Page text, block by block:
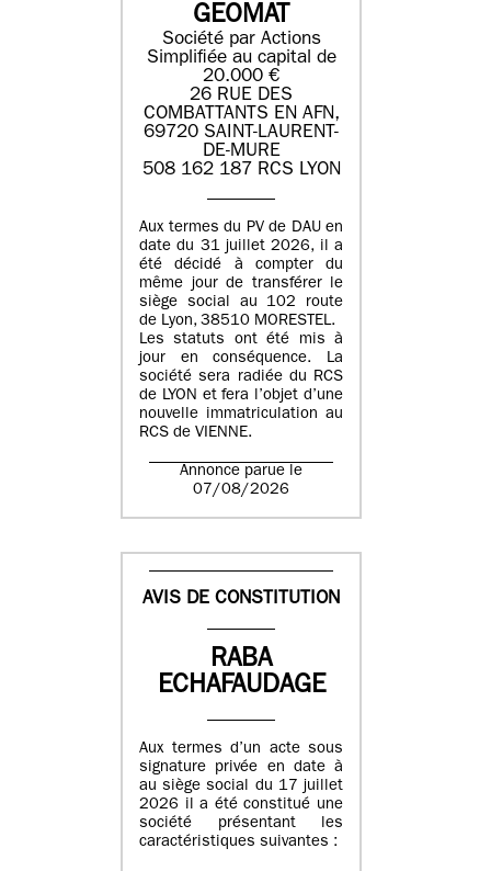
GEOMAT
Société par Actions
Simplifiée au capital de
20.000 €
26 RUE DES
COMBATTANTS EN AFN,
69720 SAINT-LAURENT-
DE-MURE
508 162 187 RCS LYON
Aux termes du PV de DAU en
date du 31 juillet 2026, il a
été décidé à compter du
même jour de transférer le
siège social au 102 route
de Lyon, 38510 MORESTEL.
Les statuts ont été mis à
jour en conséquence. La
société sera radiée du RCS
de LYON et fera l’objet d’une
nouvelle immatriculation au
RCS de VIENNE.
Annonce parue le
07/08/2026
AVIS DE CONSTITUTION
RABA
ECHAFAUDAGE
Aux termes d’un acte sous
signature privée en date à
au siège social du 17 juillet
2026 il a été constitué une
société présentant les
caractéristiques suivantes :